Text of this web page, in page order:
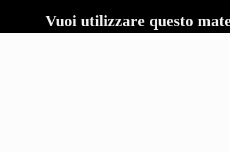
Vuoi utilizzare questo